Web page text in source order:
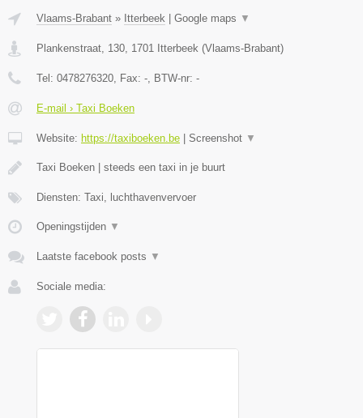
Vlaams-Brabant » Itterbeek Google maps ▼
Plankenstraat, 130, 1701 Itterbeek (Vlaams-Brabant)
Tel: 0478276320, Fax: -, BTW-nr: -
E-mail › Taxi Boeken
Website: https://taxiboeken.be Screenshot ▼
Taxi Boeken | steeds een taxi in je buurt
Diensten: Taxi, luchthavenvervoer
Openingstijden ▼
Laatste facebook posts ▼
Sociale media: